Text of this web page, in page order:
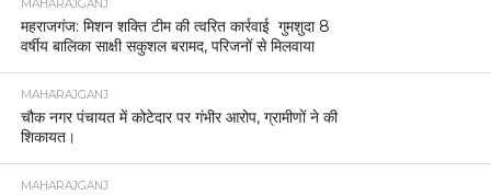
MAHARAJGANJ
महराजगंज: मिशन शक्ति टीम की त्वरित कार्रवाई गुमशुदा 8
वर्षीय बालिका साक्षी सकुशल बरामद, परिजनों से मिलवाया
MAHARAJGANJ
चौक नगर पंचायत में कोटेदार पर गंभीर आरोप, ग्रामीणों ने की
शिकायत।
MAHARAJGANJ